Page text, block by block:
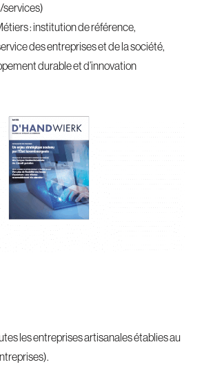
: institution de référence,
des entreprises et de la société,
durable et d’innovation
les entreprises artisanales établies au